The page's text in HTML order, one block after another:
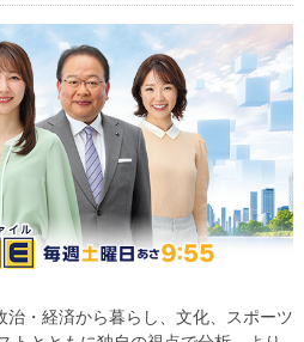
・経済から暮らし、文化、スポーツ